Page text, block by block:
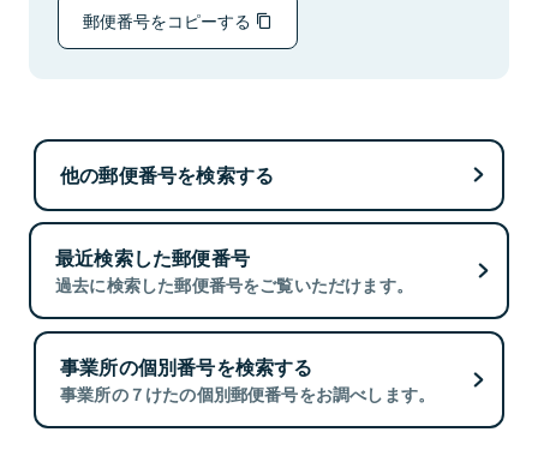
郵便番号をコピーする
他の郵便番号を検索する
最近検索した郵便番号
過去に検索した郵便番号をご覧いただけます。
事業所の個別番号を検索する
事業所の７けたの個別郵便番号をお調べします。